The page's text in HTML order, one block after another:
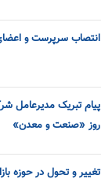
انتصاب سرپرست و
پیام تبریک مدیرعامل
روز «صنعت و معدن»
تغییر و تحول در حوزه